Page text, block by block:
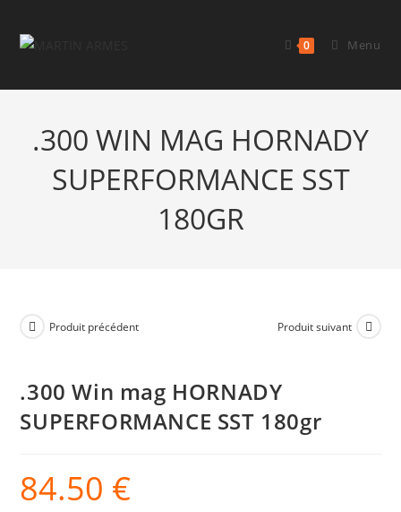
0 Menu
.300 WIN MAG HORNADY
SUPERFORMANCE SST
180GR
Produit précédent Produit suivant
.300 Win mag HORNADY
SUPERFORMANCE SST 180gr
84.50 €